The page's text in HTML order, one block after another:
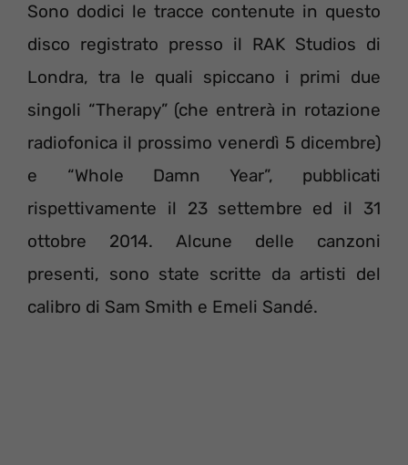
Sono dodici le tracce contenute in questo
disco registrato presso il RAK Studios di
Londra, tra le quali spiccano i primi due
singoli “Therapy” (che entrerà in rotazione
radiofonica il prossimo venerdì 5 dicembre)
e “Whole Damn Year”, pubblicati
rispettivamente il 23 settembre ed il 31
ottobre 2014. Alcune delle canzoni
presenti, sono state scritte da artisti del
calibro di Sam Smith e Emeli Sandé.